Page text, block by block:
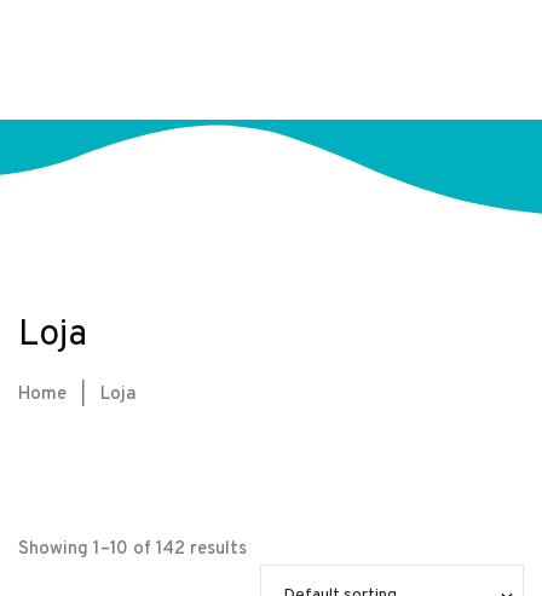
Loja
Home Loja
Showing 1–10 of 142 results